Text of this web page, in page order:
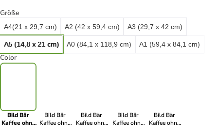
Größe
A4(21 x 29,7 cm) A2 (42 x 59,4 cm) A3 (29,7 x 42 cm)
A5 (14,8 x 21 cm) A0 (84,1 x 118,9 cm) A1 (59,4 x 84,1 cm)
Color
Bild Bär
Kaffee ohne
Bild Bär
Kaffee ohne
Bild Bär
Kaffee ohne
Bild Bär
Kaffee ohne
Bild Bär
Kaffee ohne